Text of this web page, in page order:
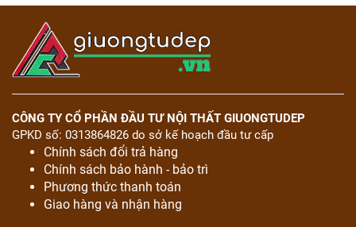
CÔNG TY CỔ PHẦN ĐẦU TƯ NỘI THẤT GIUONGTUDEP
GPKD số: 0313864826 do sở kế hoạch đầu tư cấp
Chính sách đổi trả hàng
Chính sách bảo hành - bảo trì
Phương thức thanh toán
Giao hàng và nhận hàng